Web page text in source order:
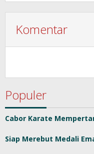
Komentar
Populer
Cabor Karate
Siap Merebut Medali